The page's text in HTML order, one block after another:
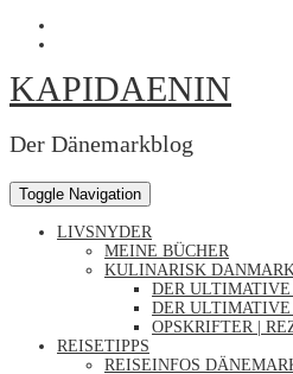
auf
Facebook
kapidaenin
auf
anzeigen
KAPIDAENIN
Der Dänemarkblog
Toggle Navigation
LIVSNYDER
MEINE BÜCHER
KULINARISK
DER ULTIMATIVE
DER
OPSKRIFTER |
REISETIPPS
REISEINFOS